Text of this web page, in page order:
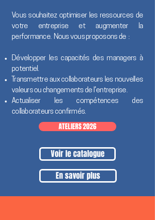
Vous souhaitez optimiser les ressources de
votre entreprise et augmenter la
performance. Nous vous proposons de :
Développer les capacités des managers à
potentiel.
Transmettre aux collaborateurs les nouvelles
valeurs ou changements de l’entreprise.
Actualiser les compétences des
collaborateurs confirmés.
ATELIERS 2026
Voir le catalogue
En savoir plus